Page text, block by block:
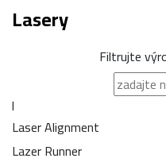
Lasery
Filtrujte
l
Laser Alignment
Lazer Runner